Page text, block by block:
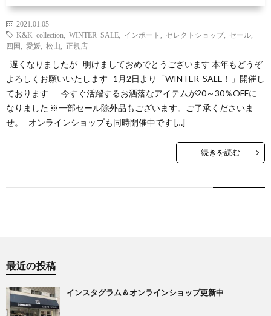
2021.01.05
K&K collection
WINTER SALE インポート セレクトショップ, セール
四国
愛媛 松山 正規店
遅くなりましたが 明けましておめでとうございます 本年もどうぞ
よろしくお願いいたします 1月2日より「WINTER SALE！」開催し
ております 今すぐ活躍するお洒落なアイテムが20～30％OFFに
なりました ※一部セール除外品もございます。ご了承くださいま
せ。 オンラインショップも同時開催中です […]
続きを読む
最近の投稿
インスタグラム＆オンラインショップ更新中